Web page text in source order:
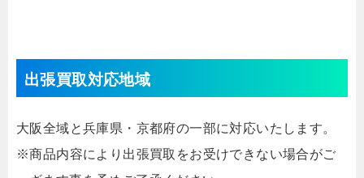
出張買取対応地域
大阪全域と兵庫県・京都府の一部に対応いたします。
※商品内容により出張買取をお受けできない場合がご